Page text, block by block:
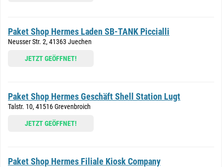
Paket Shop Hermes Laden SB-TANK Piccialli
Neusser Str. 2, 41363 Juechen
JETZT GEÖFFNET!
Paket Shop Hermes Geschäft Shell Station Lugt
Talstr. 10, 41516 Grevenbroich
JETZT GEÖFFNET!
Paket Shop Hermes Filiale Kiosk Company